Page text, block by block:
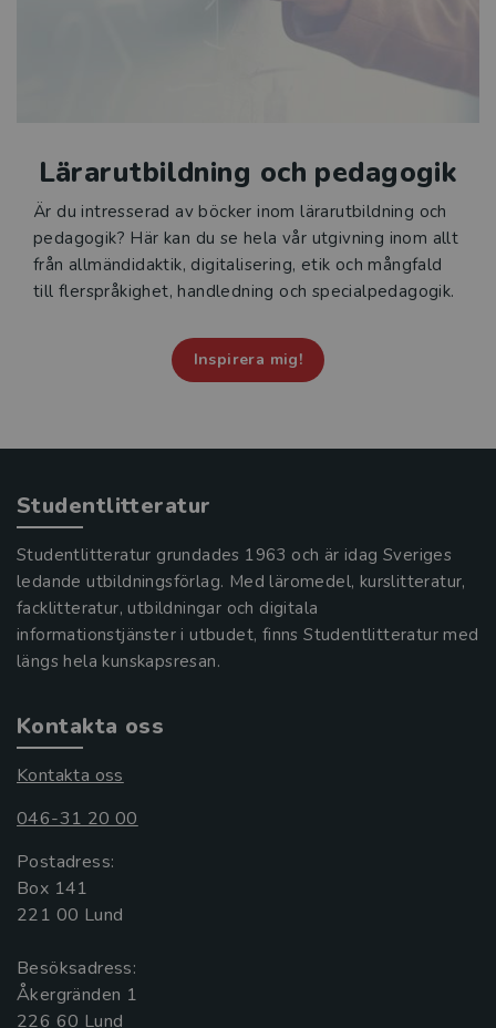
Lärarutbildning och pedagogik
Är du intresserad av böcker inom lärarutbildning och
pedagogik? Här kan du se hela vår utgivning inom allt
från allmändidaktik, digitalisering, etik och mångfald
till flerspråkighet, handledning och specialpedagogik.
Inspirera mig!
Studentlitteratur
Studentlitteratur grundades 1963 och är idag Sveriges
ledande utbildningsförlag. Med läromedel, kurslitteratur,
facklitteratur, utbildningar och digitala
informationstjänster i utbudet, finns Studentlitteratur med
längs hela kunskapsresan.
Kontakta oss
Kontakta oss
046-31 20 00
Postadress:
Box 141
221 00 Lund
Besöksadress:
Åkergränden 1